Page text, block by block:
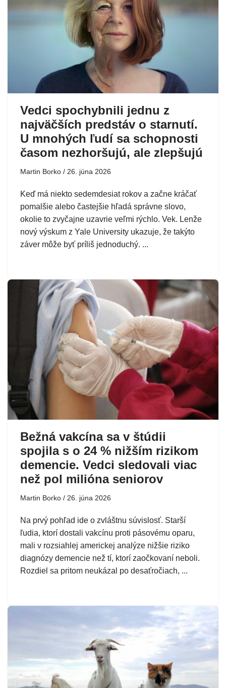
Vedci spochybnili jednu z
najväčších predstáv o starnutí.
U mnohých ľudí sa schopnosti
časom nezhoršujú, ale zlepšujú
Martin Borko 26. júna 2026
Keď má niekto sedemdesiat rokov a začne kráčať
pomalšie alebo častejšie hľadá správne slovo,
okolie to zvyčajne uzavrie veľmi rýchlo. Vek. Lenže
nový výskum z Yale University ukazuje, že takýto
záver môže byť príliš jednoduchý. ...
Bežná vakcína sa v štúdii
spojila s o 24 % nižším rizikom
demencie. Vedci sledovali viac
než pol milióna seniorov
Martin Borko 26. júna 2026
Na prvý pohľad ide o zvláštnu súvislosť. Starší
ľudia, ktorí dostali vakcínu proti pásovému oparu,
mali v rozsiahlej americkej analýze nižšie riziko
diagnózy demencie než tí, ktorí zaočkovaní neboli.
Rozdiel sa pritom neukázal po desaťročiach, ...